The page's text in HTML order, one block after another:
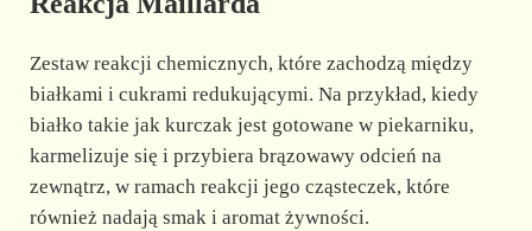
Zestaw reakcji chemicznych, które zachodzą między
białkami i cukrami redukującymi. Na przykład, kiedy
białko takie jak kurczak jest gotowane w piekarniku,
karmelizuje się i przybiera brązowawy odcień na
zewnątrz, w ramach reakcji jego cząsteczek, które
również nadają smak i aromat żywności.